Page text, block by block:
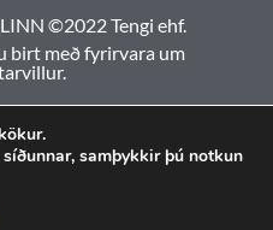
©2022 Tengi ehf.
birt með fyrirvara um
samþykkir þú notkun